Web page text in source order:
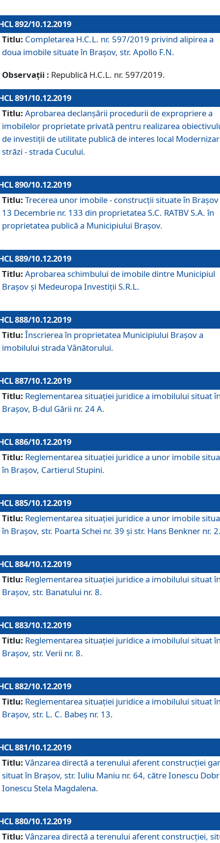
892/10.12.2019
Titlu: Completarea H.C.L. nr. 597/2019 privind alipirea a
doua imobile situate în Brașov, str. Apollo F.N.
Observații : Republică H.C.L. nr. 597/2019.
891/10.12.2019
Titlu: Aprobarea declanșării procedurii de expropriere a
imobilelor proprietate privată pentru realizarea
de investiții de utilitate publică de interes local
străzi - strada Cucului.
890/10.12.2019
Titlu: Trecerea unor imobile - construcții situate în Brașov
13 Decembrie nr. 133 din proprietatea S.C. RATBV S.A. în
proprietatea publică a Municipiului Brașov.
889/10.12.2019
Titlu: Aprobarea schimbului de imobile dintre Municipiul
Brașov și Medeuropa Investiții S.R.L.
888/10.12.2019
Titlu: Înscrierea în proprietatea Municipiului Braşov a
imobilului strada Vânătorului.
887/10.12.2019
Titlu: Reglementarea situației juridice a imobilului situat
Brașov, B-dul Gării nr. 24 A.
886/10.12.2019
Titlu: Reglementarea situaţiei juridice a unor imobile
în Braşov, Cartierul Stupini.
885/10.12.2019
Titlu: Reglementarea situației juridice a unor imobile
în Brașov, str. Poarta Schei nr. 39 și str. Hans Benkner nr.
884/10.12.2019
Titlu: Reglementarea situației juridice a imobilului situat
Brașov, str. Banatului nr. 8.
883/10.12.2019
Titlu: Reglementarea situației juridice a imobilului situat
Brașov, str. Verii nr. 8.
882/10.12.2019
Titlu: Reglementarea situației juridice a imobilului situat
Brașov, str. L. C. Babeș nr. 13.
881/10.12.2019
Titlu: Vânzarea directă a terenului aferent construcției
situat în Brașov, str. Iuliu Maniu nr. 64, către Ionescu
Ionescu Stela Magdalena.
880/10.12.2019
Titlu: Vânzarea directă a terenului aferent construcției,